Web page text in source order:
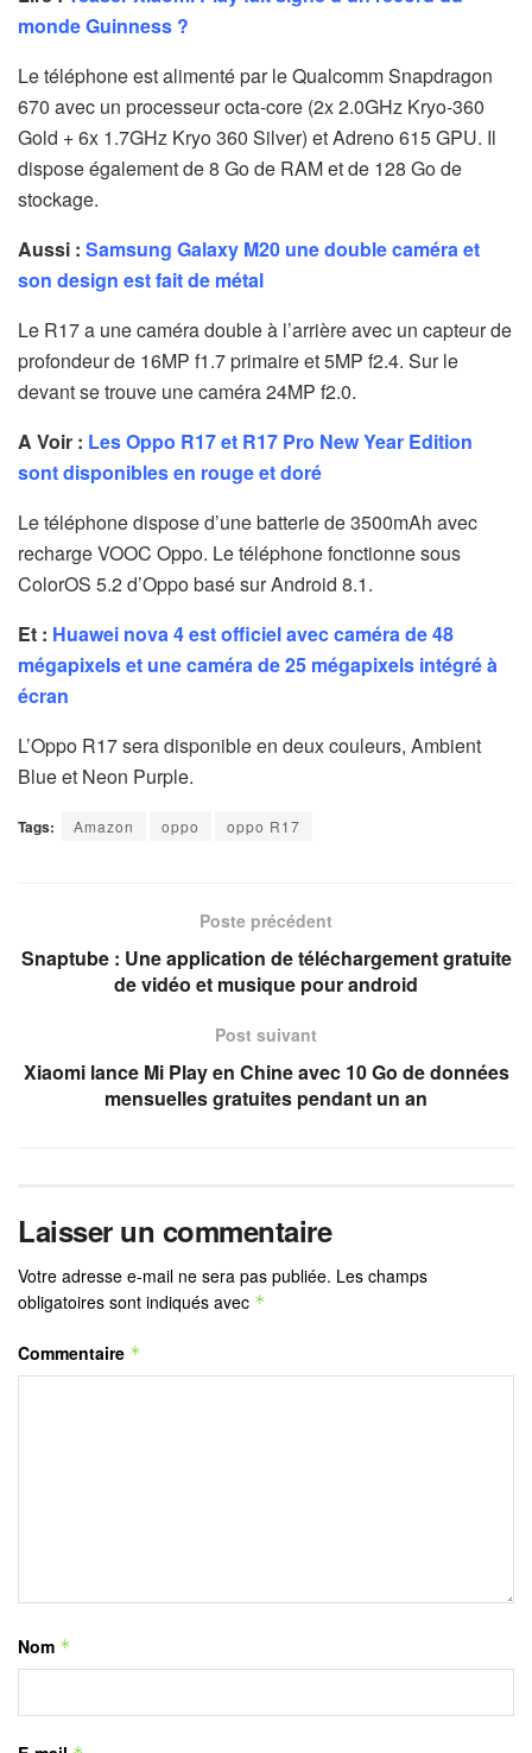
monde Guinness ?
Le téléphone est alimenté par le Qualcomm Snapdragon
670 avec un processeur octa-core (2x 2.0GHz Kryo-360
Gold + 6x 1.7GHz Kryo 360 Silver) et Adreno 615 GPU. Il
dispose également de 8 Go de RAM et de 128 Go de
stockage.
Aussi : Samsung Galaxy M20 une double caméra et
son design est fait de métal
Le R17 a une caméra double à l’arrière avec un capteur de
profondeur de 16MP f1.7 primaire et 5MP f2.4. Sur le
devant se trouve une caméra 24MP f2.0.
A Voir : Les Oppo R17 et R17 Pro New Year Edition
sont disponibles en rouge et doré
Le téléphone dispose d’une batterie de 3500mAh avec
recharge VOOC Oppo. Le téléphone fonctionne sous
ColorOS 5.2 d’Oppo basé sur Android 8.1.
Et : Huawei nova 4 est officiel avec caméra de 48
mégapixels et une caméra de 25 mégapixels intégré à
écran
L’Oppo R17 sera disponible en deux couleurs, Ambient
Blue et Neon Purple.
Tags: Amazon oppo oppo R17
Poste précédent
Snaptube : Une application de téléchargement gratuite
de vidéo et musique pour android
Post suivant
Xiaomi lance Mi Play en Chine avec 10 Go de données
mensuelles gratuites pendant un an
Laisser un commentaire
Votre adresse e-mail ne sera pas publiée. Les champs
obligatoires sont indiqués avec *
Commentaire *
Nom *